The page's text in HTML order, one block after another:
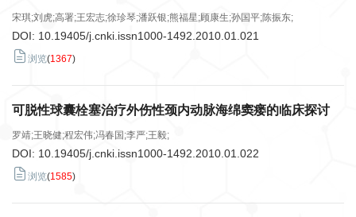
宋琪;刘虎;高署;王宏志;徐珍琴;潘跃银;熊福星;顾康生;孙国平;陈振东;
DOI: 10.19405/j.cnki.issn1000-1492.2010.01.021
浏览(1367)
可脱性球囊栓塞治疗外伤性颈内动脉海绵窦瘘的临床探讨
罗靖;王晓健;程宏伟;冯春国;李严;王毅;
DOI: 10.19405/j.cnki.issn1000-1492.2010.01.022
浏览(1585)